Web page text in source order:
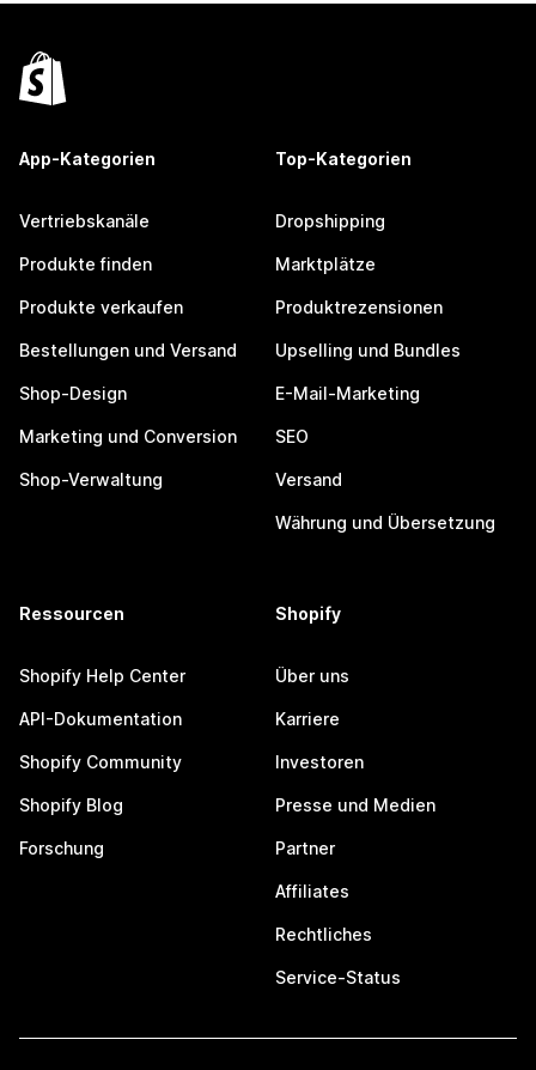
App-Kategorien
Vertriebskanäle
Produkte finden
Produkte verkaufen
Bestellungen und Versand
Shop-Design
Marketing und Conversion
Shop-Verwaltung
Top-Kategorien
Dropshipping
Marktplätze
Produktrezensionen
Upselling und Bundles
E-Mail-Marketing
SEO
Versand
Währung und Übersetzung
Ressourcen
Shopify Help Center
API-Dokumentation
Shopify Community
Shopify Blog
Forschung
Shopify
Über uns
Karriere
Investoren
Presse und Medien
Partner
Affiliates
Rechtliches
Service-Status